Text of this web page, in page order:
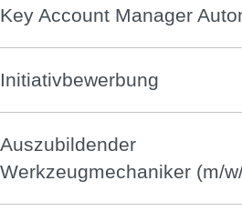
Key Account Manager
Initiativbewerbung
Auszubildender
Werkzeugmechaniker (m/